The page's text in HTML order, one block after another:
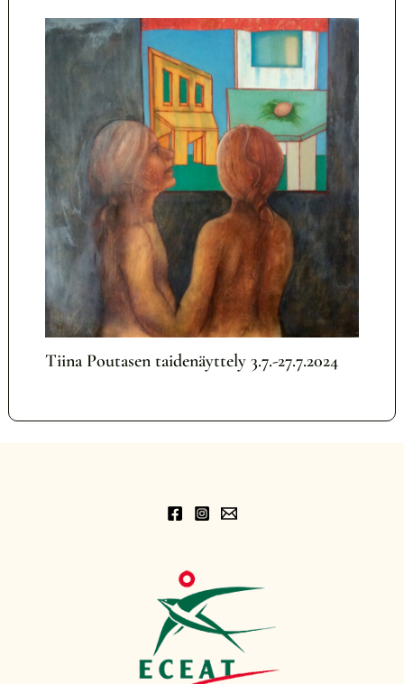
Tiina Poutasen taidenäyttely 3.7.-27.7.2024